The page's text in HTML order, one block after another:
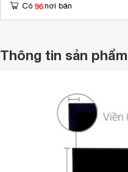
Có 96 nơi bán
Thông tin sản phẩm